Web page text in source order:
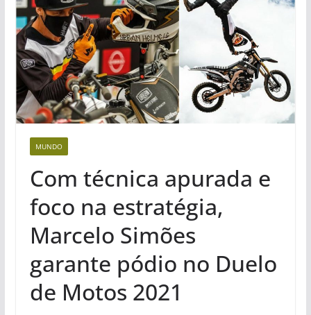
MUNDO
Com técnica apurada e
foco na estratégia,
Marcelo Simões
garante pódio no Duelo
de Motos 2021